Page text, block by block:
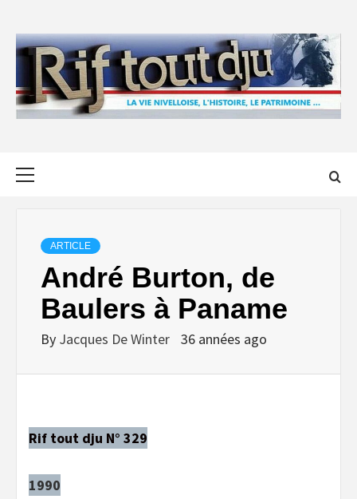
content
ARTICLE
André Burton, de
Baulers à Paname
By Jacques De Winter 36 années ago
Rif tout dju N° 329
1990